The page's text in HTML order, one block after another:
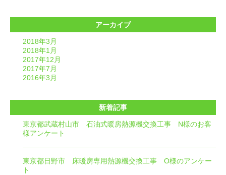
アーカイブ
2018年3月
2018年1月
2017年12月
2017年7月
2016年3月
新着記事
東京都武蔵村山市 石油式暖房熱源機交換工事 N様のお客
様アンケート
東京都日野市 床暖房専用熱源機交換工事 O様のアンケー
ト